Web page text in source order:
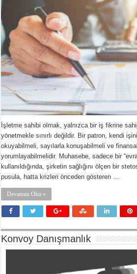
İşletme sahibi olmak, yalnızca bir iş fikrine
yönetmekle sınırlı değildir. Bir patron, kendi
okuyabilmeli, sayılarla konuşabilmeli ve
yorumlayabilmelidir. Muhasebe, sadece bir
kullanıldığında, şirketin sağlığını ölçen bir
pusula, hatta krizleri önceden gösteren …
Devamını Oku »
Konvoy Danışmanlık